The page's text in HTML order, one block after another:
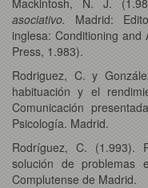
asociativo. Madrid:
inglesa: Conditioning and
Press, 1.983).
Rodriguez, C. y
habituación y el
Comunicación
Psicología. Madrid.
Rodríguez, C. (1.993).
solución de problemas
Complutense de Madrid.